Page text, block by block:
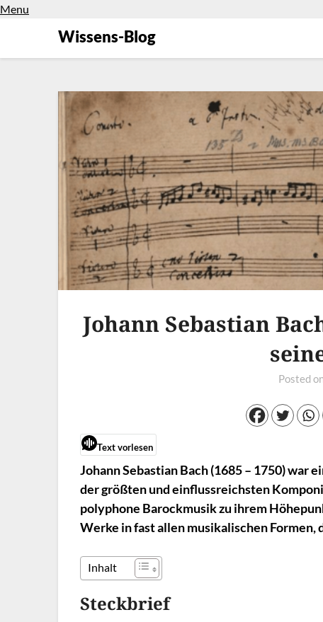
Menu
Wissens-Blog
Johann Sebastian
Posted
Text vorlesen
Johann Sebastian Bach (1685 – 1750) war
der größten und einflussreichsten
polyphone Barockmusik zu ihrem
Werke in fast allen musikalischen Formen,
Inhalt
Steckbrief